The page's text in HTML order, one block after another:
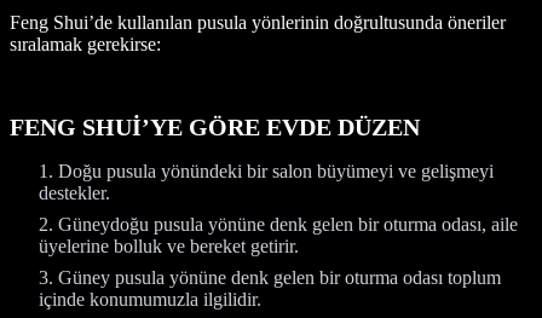
Feng Shui’de kullanılan pusula yönlerinin doğrultusunda öneriler
sıralamak gerekirse:
FENG SHUİ’YE GÖRE EVDE DÜZEN
Doğu pusula yönündeki bir salon büyümeyi ve gelişmeyi
destekler.
Güneydoğu pusula yönüne denk gelen bir oturma odası, aile
üyelerine bolluk ve bereket getirir.
Güney pusula yönüne denk gelen bir oturma odası toplum
içinde konumumuzla ilgilidir.